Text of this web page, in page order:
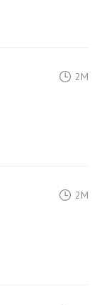
2M
2M